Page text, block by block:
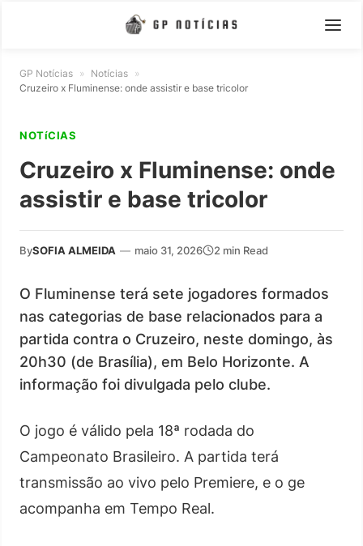
GP Notícias » Notícias »
Cruzeiro x Fluminense: onde assistir e base tricolor
NOTíCIAS
Cruzeiro x Fluminense: onde
assistir e base tricolor
BySOFIA ALMEIDA — maio 31, 2026 2 min Read
O Fluminense terá sete jogadores formados
nas categorias de base relacionados para a
partida contra o Cruzeiro, neste domingo, às
20h30 (de Brasília), em Belo Horizonte. A
informação foi divulgada pelo clube.
O jogo é válido pela 18ª rodada do
Campeonato Brasileiro. A partida terá
transmissão ao vivo pelo Premiere, e o ge
acompanha em Tempo Real.